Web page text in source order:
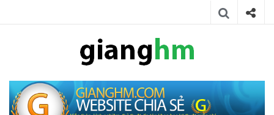
gianghm
kỹ thuật miễn phí